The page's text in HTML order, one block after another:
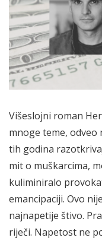
Višeslojni roman
mnoge teme, odveo
tih godina
mit o muškarcima,
kuliminiralo
emancipaciji. Ovo
najnapetije štivo.
riječi. Napetost ne